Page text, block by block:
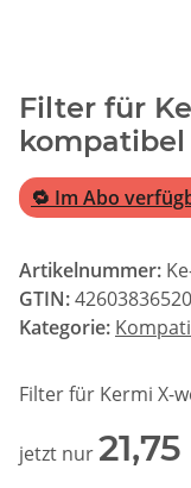
Filter für
kompatibel
🔁 Im Abo
Artikelnummer:
GTIN:
Kategorie:
Filter für Kermi X-
jetzt nur